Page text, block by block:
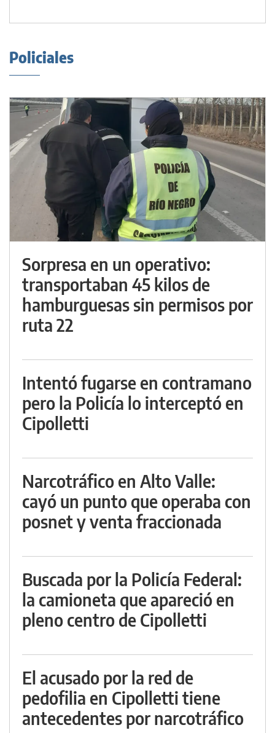
Policiales
Sorpresa en un operativo:
transportaban 45 kilos de
hamburguesas sin permisos por
ruta 22
Intentó fugarse en contramano
pero la Policía lo interceptó en
Cipolletti
Narcotráfico en Alto Valle:
cayó un punto que operaba con
posnet y venta fraccionada
Buscada por la Policía Federal:
la camioneta que apareció en
pleno centro de Cipolletti
El acusado por la red de
pedofilia en Cipolletti tiene
antecedentes por narcotráfico